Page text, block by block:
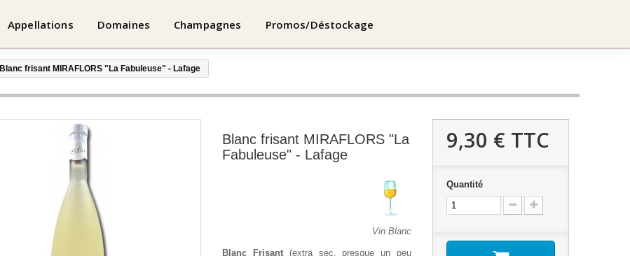
Appellations Domaines Champagnes Promos/Déstockage
Blanc frisant MIRAFLORS "La Fabuleuse" - Lafage
Blanc frisant MIRAFLORS "La
Fabuleuse" - Lafage
Vin Blanc
Blanc Frisant(extra sec, presque un peu
9,30 € TTC
Quantité